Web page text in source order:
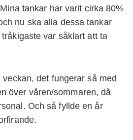
tankar har varit cirka 80%
nu ska alla dessa tankar
var såklart att ta
det fungerar så med
över våren/sommaren, då
Och så fyllde en år